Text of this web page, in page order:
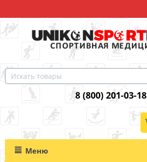
8 (800) 201-03-18
Меню